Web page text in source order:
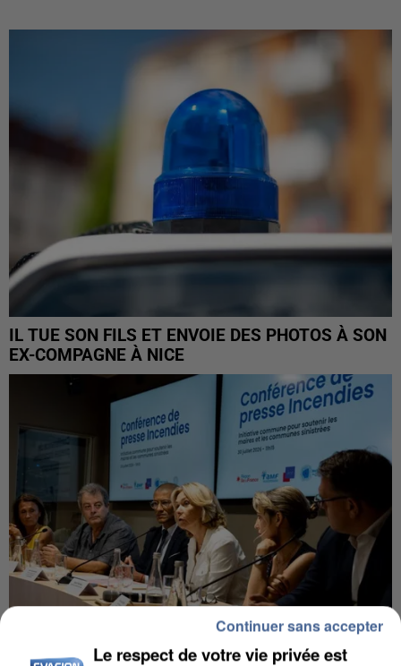
IL TUE SON FILS ET ENVOIE DES PHOTOS À SON
EX-COMPAGNE À NICE
Le respect de votre vie privée est
Continuer sans accepter